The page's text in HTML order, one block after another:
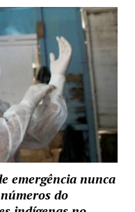
emergência nunca
do